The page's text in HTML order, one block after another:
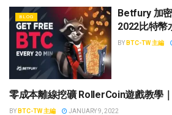
BLOG
Betfury 加
2022比特幣
BY BTC-TW 主編
BLOG
零成本離線挖礦 RollerCoin遊戲教學
BY BTC-TW 主編 JANUARY 9, 2022